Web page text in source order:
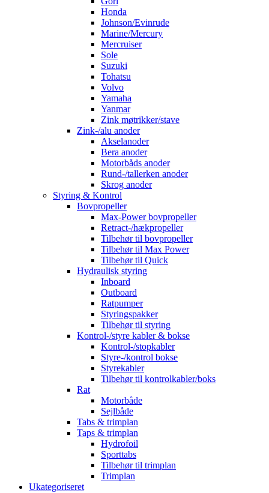
Honda
Johnson/Evinrude
Marine/Mercury
Mercruiser
Sole
Suzuki
Tohatsu
Volvo
Yamaha
Yanmar
Zink møtrikker/stave
Zink-/alu anoder
Akselanoder
Bera anoder
Motorbåds anoder
Rund-/tallerken anoder
Skrog anoder
Styring & Kontrol
Bovpropeller
Max-Power bovpropeller
Retract-/hækpropeller
Tilbehør til bovpropeller
Tilbehør til Max Power
Tilbehør til Quick
Hydraulisk styring
Inboard
Outboard
Ratpumper
Styringspakker
Tilbehør til styring
Kontrol-/styre kabler & bokse
Kontrol-/stopkabler
Styre-/kontrol bokse
Styrekabler
Tilbehør til kontrolkabler/boks
Rat
Motorbåde
Sejlbåde
Tabs & trimplan
Taps & trimplan
Hydrofoil
Sporttabs
Tilbehør til trimplan
Trimplan
Ukategoriseret